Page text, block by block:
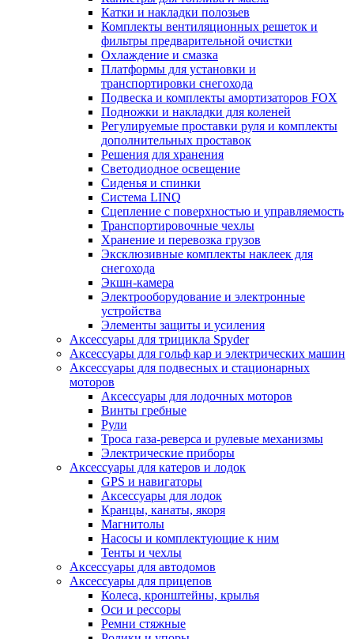
Катки и накладки полозьев
Комплекты вентиляционных решеток и
фильтры предварительной очистки
Охлаждение и смазка
Платформы для установки и
транспортировки снегохода
Подвеска и комплекты амортизаторов FOX
Подножки и накладки для коленей
Регулируемые проставки руля и комплекты
дополнительных проставок
Решения для хранения
Светодиодное освещение
Сиденья и спинки
Система LINQ
Сцепление с поверхностью и управляемость
Транспортировочные чехлы
Хранение и перевозка грузов
Эксклюзивные комплекты наклеек для
снегохода
Экшн-камера
Электрооборудование и электронные
устройства
Элементы защиты и усиления
Аксессуары для трицикла Spyder
Аксессуары для гольф кар и электрических машин
Аксессуары для подвесных и стационарных
моторов
Аксессуары для лодочных моторов
Винты гребные
Рули
Троса газа-реверса и рулевые механизмы
Электрические приборы
Аксессуары для катеров и лодок
GPS и навигаторы
Аксессуары для лодок
Кранцы, канаты, якоря
Магнитолы
Насосы и комплектующие к ним
Тенты и чехлы
Аксессуары для автодомов
Аксессуары для прицепов
Колеса, кронштейны, крылья
Оси и рессоры
Ремни стяжные